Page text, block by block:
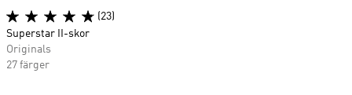
(23)
Superstar II-skor
Originals
27 färger